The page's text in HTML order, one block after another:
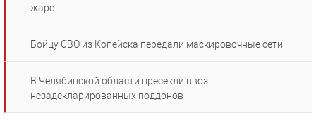
жаре
Бойцу СВО из Копейска передали маскировочные сети
В Челябинской области пресекли ввоз
незадекларированных поддонов